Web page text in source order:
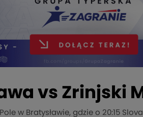
vs Zrinjski
w Bratysławie, gdzie o 20:15